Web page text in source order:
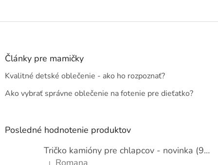
Z
Články pre mamičky
Kvalitné detské oblečenie - ako ho rozpoznať?
Ako vybrať správne oblečenie na fotenie pre dieťatko?
Posledné hodnotenie produktov
Tričko kamióny pre chlapcov - novinka (98-134)
Romana